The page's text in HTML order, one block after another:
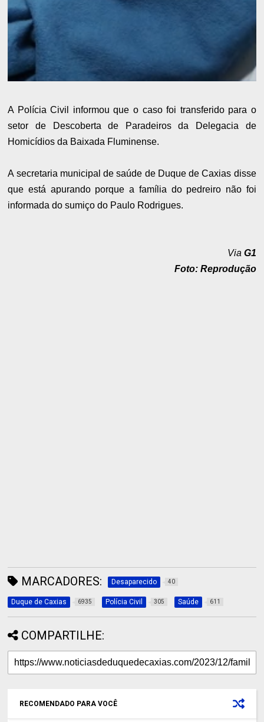
A Polícia Civil informou que o caso foi transferido para o
setor de Descoberta de Paradeiros da Delegacia de
Homicídios da Baixada Fluminense.
A secretaria municipal de saúde de Duque de Caxias disse
que está apurando porque a família do pedreiro não foi
informada do sumiço do Paulo Rodrigues.
Via G1
Foto: Reprodução
MARCADORES: Desaparecido 40
Duque de Caxias 6935 Polícia Civil 305 Saúde 611
COMPARTILHE:
RECOMENDADO PARA VOCÊ